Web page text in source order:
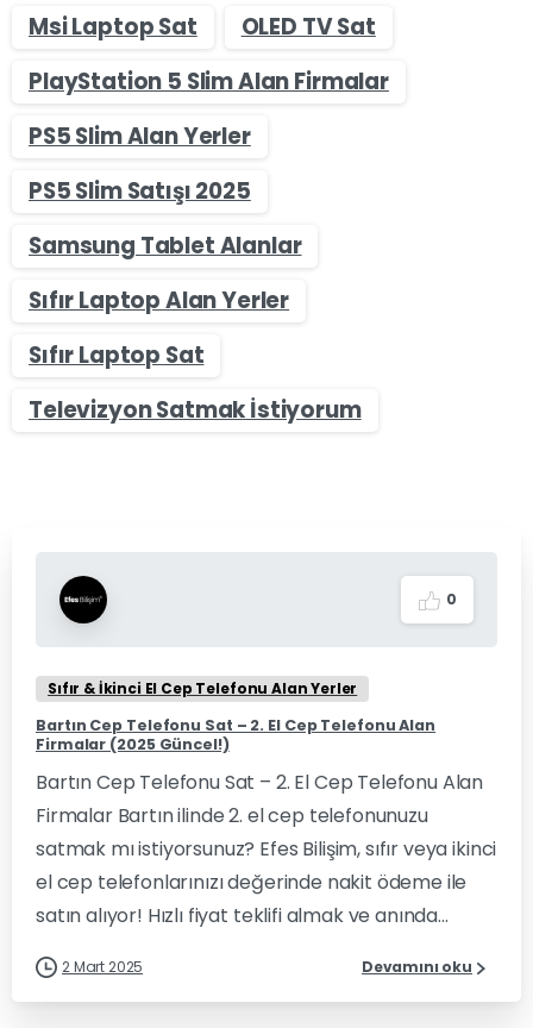
Msi Laptop Sat
OLED TV Sat
PlayStation 5 Slim Alan Firmalar
PS5 Slim Alan Yerler
PS5 Slim Satışı 2025
Samsung Tablet Alanlar
Sıfır Laptop Alan Yerler
Sıfır Laptop Sat
Televizyon Satmak İstiyorum
0
Sıfır & İkinci El Cep Telefonu Alan Yerler
Bartın Cep Telefonu Sat – 2. El Cep Telefonu Alan
Firmalar (2025 Güncel!)
Bartın Cep Telefonu Sat – 2. El Cep Telefonu Alan
Firmalar Bartın ilinde 2. el cep telefonunuzu
satmak mı istiyorsunuz? Efes Bilişim, sıfır veya ikinci
el cep telefonlarınızı değerinde nakit ödeme ile
satın alıyor! Hızlı fiyat teklifi almak ve anında...
2 Mart 2025 Devamını oku